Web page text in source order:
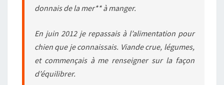
donnais de la mer** à manger.
En juin 2012 je repassais à l’alimentation pour
chien que je connaissais. Viande crue, légumes,
et commençais à me renseigner sur la façon
d’équilibrer.